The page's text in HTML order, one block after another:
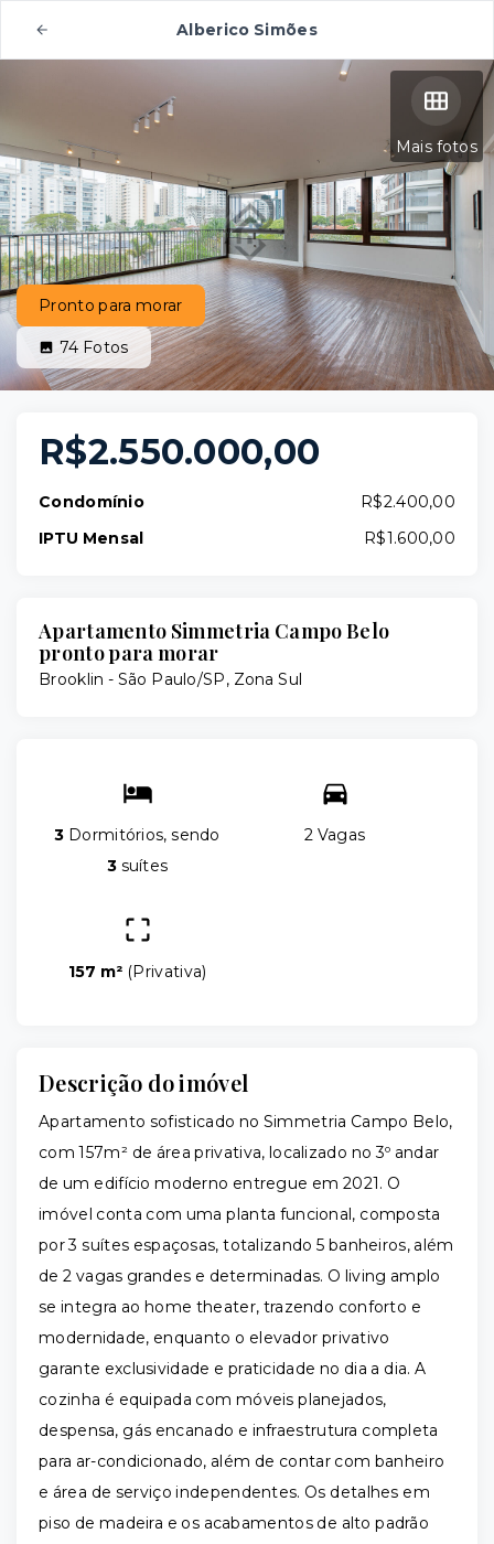
Alberico Simões
Mais fotos
Pronto para morar
74 Fotos
R$2.550.000,00
Condomínio
R$2.400,00
IPTU Mensal
R$1.600,00
Apartamento Simmetria Campo Belo
pronto para morar
Brooklin - São Paulo/SP, Zona Sul
3 Dormitórios, sendo
3suítes
2 Vagas
157 m² (Privativa)
Descrição do imóvel
Apartamento sofisticado no Simmetria Campo Belo,
com 157m² de área privativa, localizado no 3º andar
de um edifício moderno entregue em 2021. O
imóvel conta com uma planta funcional, composta
por 3 suítes espaçosas, totalizando 5 banheiros, além
de 2 vagas grandes e determinadas. O living amplo
se integra ao home theater, trazendo conforto e
modernidade, enquanto o elevador privativo
garante exclusividade e praticidade no dia a dia. A
cozinha é equipada com móveis planejados,
despensa, gás encanado e infraestrutura completa
para ar-condicionado, além de contar com banheiro
e área de serviço independentes. Os detalhes em
piso de madeira e os acabamentos de alto padrão